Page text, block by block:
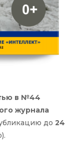
в №44
журнала
до 24